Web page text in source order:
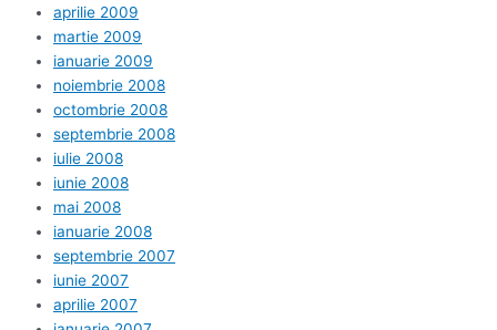
aprilie 2009
martie 2009
ianuarie 2009
noiembrie 2008
octombrie 2008
septembrie 2008
iulie 2008
iunie 2008
mai 2008
ianuarie 2008
septembrie 2007
iunie 2007
aprilie 2007